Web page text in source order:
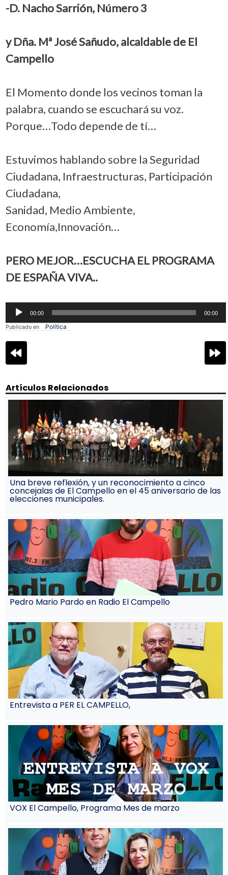
-D. Nacho Sarrión, Número 3
y Dña. Mª José Sañudo, alcaldable de El
Campello
El Momento donde los vecinos toman la
palabra, cuando se escuchará su voz.
Porque…Todo depende de tí…
Estuvimos hablando sobre la Seguridad
Ciudadana, Infraestructuras, Participación
Ciudadana,
Sanidad, Medio Ambiente,
Economía,Innovación…
PERO MEJOR…ESCUCHA EL PROGRAMA
DE ESPAÑA VIVA..
audio
00:00 00:00
Publicado en Política
Navegación
de
Artículos Relacionados
Una breve reflexión, y un reconocimiento a cinco
concejalas de El Campello en el 45 aniversario de las
elecciones municipales.
Pedro Mario Pardo en Radio El Campello
Entrevista a PER EL CAMPELLO,
VOX El Campello, Programa Mes de marzo